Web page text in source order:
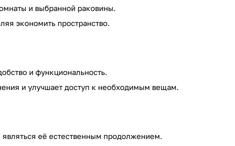
и выбранной раковины.
экономить пространство.
и функциональность.
и улучшает доступ к необходимым вещам.
её естественным продолжением.